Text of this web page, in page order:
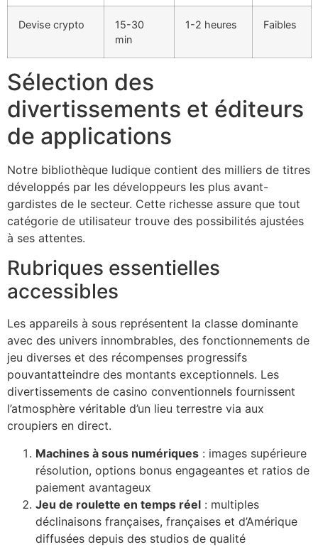
Devise crypto
15-30
min
1-2 heures Faibles
Sélection des
divertissements et éditeurs
de applications
Notre bibliothèque ludique contient des milliers de titres
développés par les développeurs les plus avant-
gardistes de le secteur. Cette richesse assure que tout
catégorie de utilisateur trouve des possibilités ajustées
à ses attentes.
Rubriques essentielles
accessibles
Les appareils à sous représentent la classe dominante
avec des univers innombrables, des fonctionnements de
jeu diverses et des récompenses progressifs
pouvantatteindre des montants exceptionnels. Les
divertissements de casino conventionnels fournissent
l’atmosphère véritable d’un lieu terrestre via aux
croupiers en direct.
Machines à sous numériques : images supérieure
résolution, options bonus engageantes et ratios de
paiement avantageux
Jeu de roulette en temps réel : multiples
déclinaisons françaises, françaises et d’Amérique
diffusées depuis des studios de qualité